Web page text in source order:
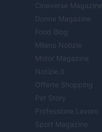
Cineverse Magazine
Donne Magazine
Food Blog
Milano Notizie
Motor Magazine
Notizie.it
Offerte Shopping
Pet Story
Professione Lavoro
Sport Magazine